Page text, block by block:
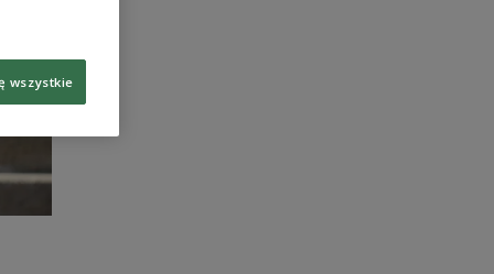
wszystkie